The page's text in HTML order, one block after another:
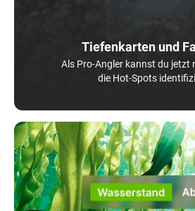
Tiefenkarten und
Als Pro-Angler kannst du jetzt
die Hot-Spots